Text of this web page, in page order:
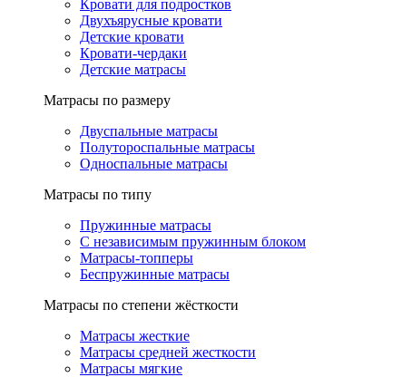
Кровати для подростков
Двухъярусные кровати
Детские кровати
Кровати-чердаки
Детские матрасы
Матрасы по размеру
Двуспальные матрасы
Полутороспальные матрасы
Односпальные матрасы
Матрасы по типу
Пружинные матрасы
С независимым пружинным блоком
Матрасы-топперы
Беспружинные матрасы
Матрасы по степени жёсткости
Матрасы жесткие
Матрасы средней жесткости
Матрасы мягкие